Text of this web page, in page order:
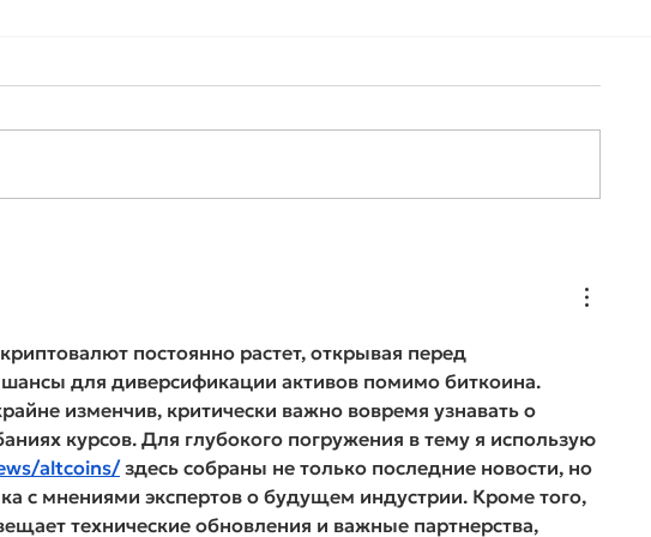
людини.
постоянно растет, открывая перед
для диверсификации активов помимо биткоина.
изменчив, критически важно вовремя узнавать о
курсов. Для глубокого погружения в тему я использую
altcoins/ здесь собраны не только последние новости, но
с мнениями экспертов о будущем индустрии. Кроме того,
технические обновления и важные партнерства,